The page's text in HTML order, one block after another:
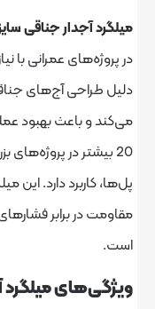
جناقی سایز 20
یکی از
با نیاز به استحکام
جناقی، چسبندگی
بهبود عملکرد سازه‌های
در پروژه‌های بزرگ مقیاس،
دارد. این میلگرد برای
فشارهای کششی و
آجدار جناقی